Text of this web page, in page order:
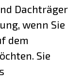
Dachträger
wenn Sie
dem
Sie